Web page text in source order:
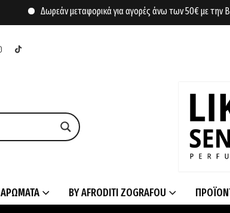
Δωρεάν μεταφορικά για αγορές άνω των 50€ με την BOX
ΑΡΩΜΑΤΑ BY AFRODITI ZOGRAFOU